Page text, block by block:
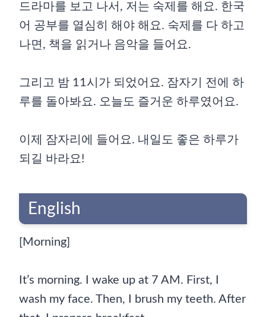
드라마를 보고 나서, 저는 숙제를 해요. 한국
어 공부를 열심히 해야 해요. 숙제를 다 하고
나면, 책을 읽거나 음악을 들어요.
그리고 밤 11시가 되었어요. 잠자기 전에 하
루를 돌아봐요. 오늘도 즐거운 하루였어요.
이제 잠자리에 들어요. 내일도 좋은 하루가
되길 바라요!
English
[Morning]
It’s morning. I wake up at 7 AM. First, I
wash my face. Then, I brush my teeth. After